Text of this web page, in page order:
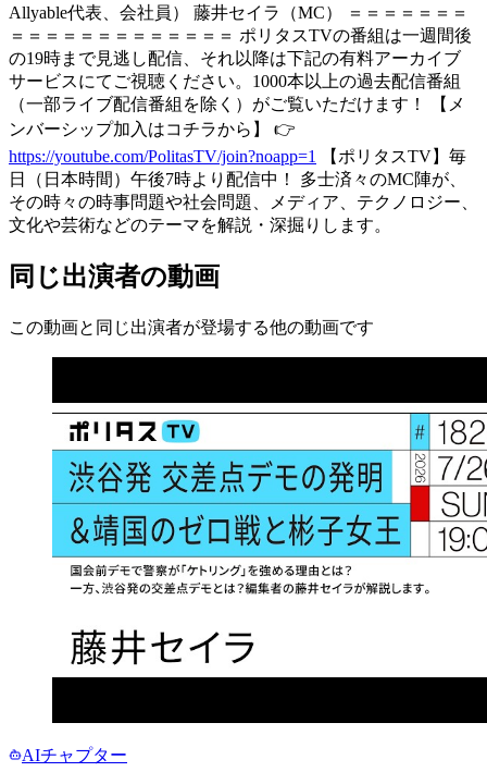
Allyable代表、会社員） 藤井セイラ（MC） ＝＝＝＝＝＝＝
＝＝＝＝＝＝＝＝＝＝＝＝＝ ポリタスTVの番組は一週間後
の19時まで見逃し配信、それ以降は下記の有料アーカイブ
サービスにてご視聴ください。1000本以上の過去配信番組
（一部ライブ配信番組を除く）がご覧いただけます！ 【メ
ンバーシップ加入はコチラから】 👉
https://youtube.com/PolitasTV/join?noapp=1
【ポリタスTV】毎
日（日本時間）午後7時より配信中！ 多士済々のMC陣が、
その時々の時事問題や社会問題、メディア、テクノロジー、
文化や芸術などのテーマを解説・深掘りします。
同じ出演者の動画
この動画と同じ出演者が登場する他の動画です
AIチャプター